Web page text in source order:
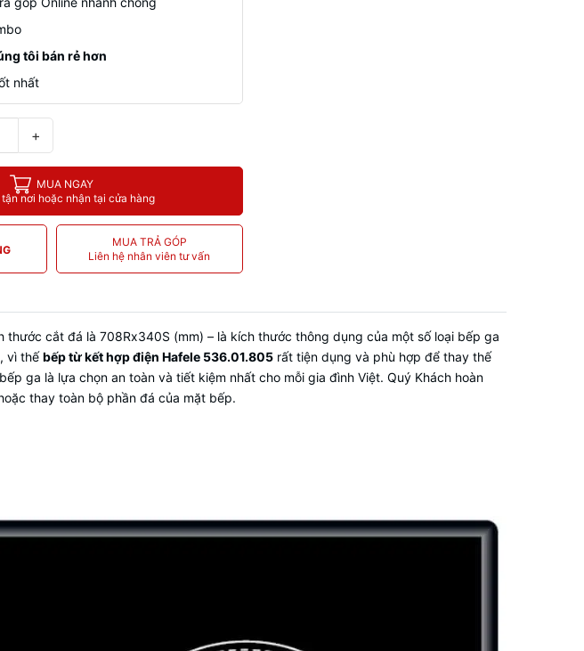
tôi bán rẻ hơn
nhất
+
MUA NGAY
nơi hoặc nhận tại cửa hàng
MUA TRẢ GÓP
Liên hệ nhân viên tư vấn
thước cắt đá là 708Rx340S (mm) – là kích thước thông dụng của một số loại bếp ga
vì thếbếptừ kết hợp điện Hafele 536.01.805 rất tiện dụng và phù hợp để thay thế
ga là lựa chọn an toàn và tiết kiệm nhất cho mỗi gia đình Việt. Quý Khách hoàn
thay toàn bộ phần đá của mặt bếp.